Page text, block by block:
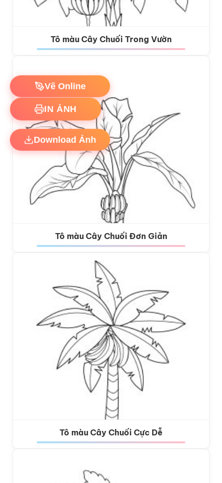
Tô màu Cây Chuối Trong Vườn
Tô màu Cây Chuối Đơn Giản
Tô màu Cây Chuối Cực Dễ
Vẽ Online
IN ẢNH
Download Ảnh